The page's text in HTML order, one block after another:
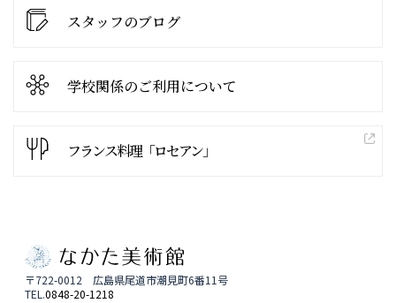
スタッフのブログ
学校関係のご利用について
フランス料理「ロセアン」
〒722-0012 広島県尾道市潮見町6番11号
TEL.0848-20-1218